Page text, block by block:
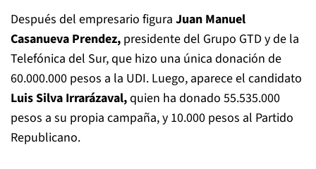
Después del empresario figura Juan Manuel
Casanueva Prendez, presidente del Grupo GTD y de la
Telefónica del Sur, que hizo una única donación de
60.000.000 pesos a la UDI. Luego, aparece el candidato
Luis Silva Irrarázaval,quien ha donado 55.535.000
pesos a su propia campaña, y 10.000 pesos al Partido
Republicano.